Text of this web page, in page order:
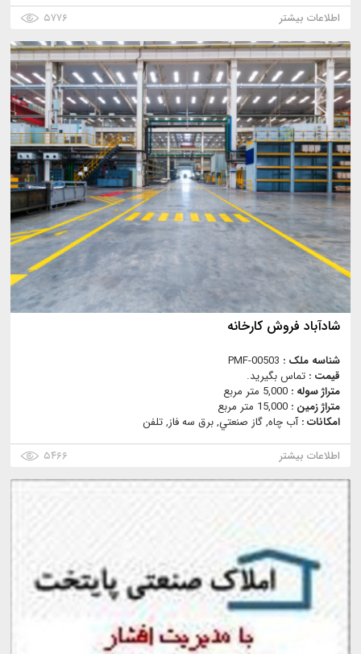
اطلاعات بیشتر
۵۷۷۶
شادآباد فروش كارخانه
شناسه ملک : PMF-00503
قیمت : تماس بگیرید.
متراژ سوله : 5,000 متر مربع
متراژ زمین : 15,000 متر مربع
امکانات :آب چاه, گاز صنعتي, برق سه فاز, تلفن
اطلاعات بیشتر
۵۴۶۶